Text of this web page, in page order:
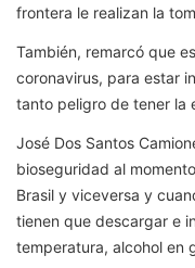
frontera le realizan la
También, remarcó que
coronavirus, para estar
tanto peligro de tener la
José Dos Santos
bioseguridad al
Brasil y viceversa y
tienen que descargar e
temperatura, alcohol en